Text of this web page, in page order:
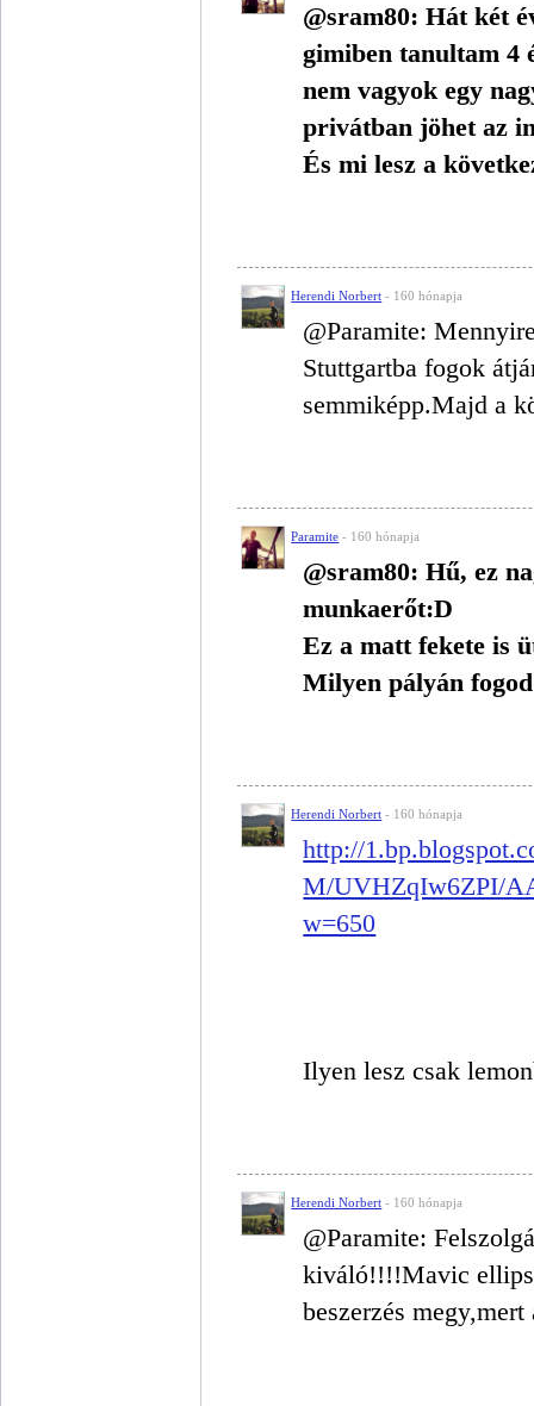
@sram80: Hát két
gimiben tanultam 4
nem vagyok egy
privátban jöhet az
És mi lesz a
Herendi Norbert - 160 hónapja
@Paramite:
Stuttgartba fogok
semmiképp.Majd a
Paramite - 160 hónapja
@sram80: Hű, ez
munkaerőt:D
Ez a matt fekete is
Milyen pályán
Herendi Norbert - 160 hónapja
http://
M/UVHZqIw6ZPI/
w=650
Ilyen lesz csak
Herendi Norbert - 160 hónapja
@Paramite:
kiváló!!!!Mavic
beszerzés